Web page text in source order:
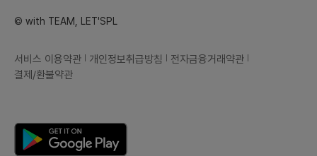
© with TEAM, LET'SPL
서비스 이용약관 개인정보취급방침
전자금융거래약관
결제/환불약관